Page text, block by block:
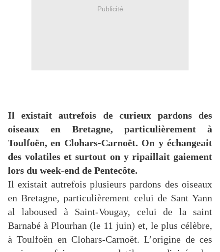
Publicité
Il existait autrefois de curieux pardons des
oiseaux en Bretagne, particulièrement à
Toulfoën, en Clohars-Carnoët. On y échangeait
des volatiles et surtout on y ripaillait gaiement
lors du week-end de Pentecôte.
Il existait autrefois plusieurs pardons des oiseaux
en Bretagne, particulièrement celui de Sant Yann
al laboused à Saint-Vougay, celui de la saint
Barnabé à Plourhan (le 11 juin) et, le plus célèbre,
à Toulfoën en Clohars-Carnoët. L’origine de ces